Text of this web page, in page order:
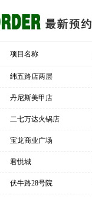
项目名称
纬五路店两层
丹尼斯美甲店
二七万达火锅店
宝龙商业广场
君悦城
伏牛路28号院